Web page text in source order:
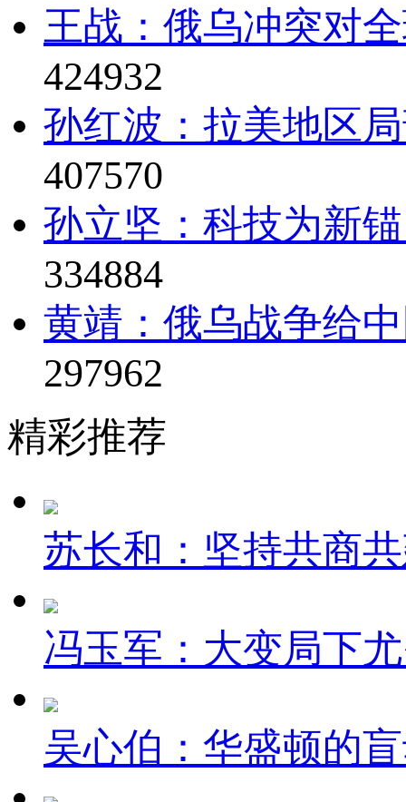
王战：俄乌冲突对
424932
孙红波：拉美地区
407570
孙立坚：科技为新
334884
黄靖：俄乌战争给
297962
精彩推荐
苏长和：坚持共商
冯玉军：大变局下
吴心伯：华盛顿的